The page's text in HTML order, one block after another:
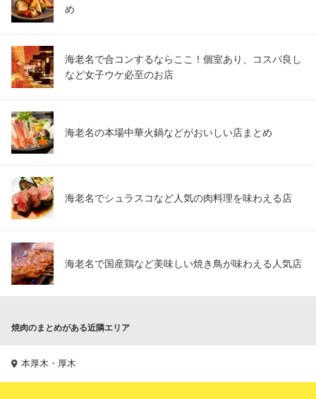
め
海老名で合コンするならここ！個室あり、コスパ良し
など女子ウケ必至のお店
海老名の本場中華火鍋などがおいしい店まとめ
海老名でシュラスコなど人気の肉料理を味わえる店
海老名で国産鶏など美味しい焼き鳥が味わえる人気店
焼肉のまとめがある近隣エリア
本厚木・厚木